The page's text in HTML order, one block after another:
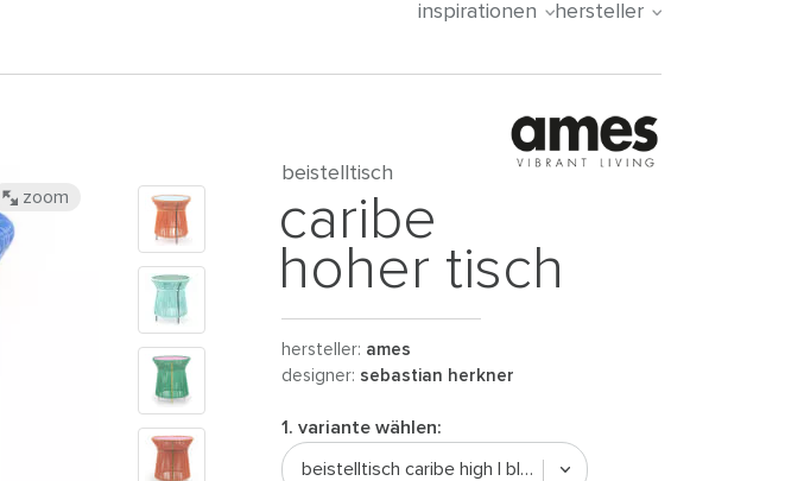
inspirationen hersteller
zoom
beistelltisch
caribe
hoher tisch
hersteller: ames
designer: sebastian herkner
1. variante wählen:
beistelltisch caribe high | blau / mint / schwarz